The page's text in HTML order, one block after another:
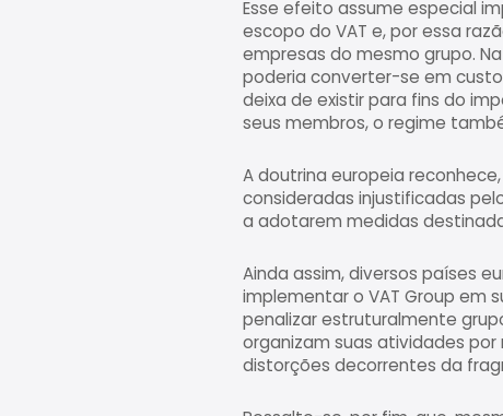
Esse efeito assume especial
escopo do VAT e, por essa
empresas do mesmo grupo.
poderia converter-se em
deixa de existir para fins do
seus membros, o regime
A doutrina europeia
consideradas injustificadas
a adotarem medidas
Ainda assim, diversos países
implementar o VAT Group em
penalizar estruturalmente
organizam suas atividades
distorções decorrentes da